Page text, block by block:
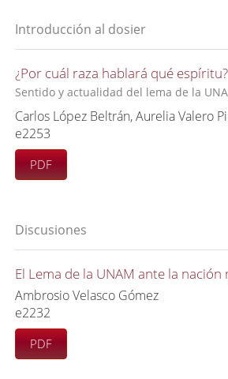
Introducción al dosier
¿Por cuál raza hablará qué espíritu?
Sentido y actualidad del lema de la
Carlos López Beltrán, Aurelia Valero
e2253
PDF
Discusiones
El Lema de la UNAM ante la nación
Ambrosio Velasco Gómez
e2232
PDF